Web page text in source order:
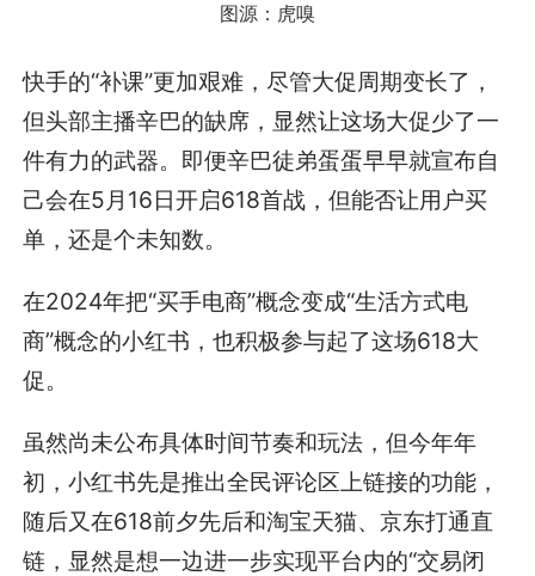
图源：虎嗅
快手的“补课”更加艰难，尽管大促周期变长了，
但头部主播辛巴的缺席，显然让这场大促少了一
件有力的武器。即便辛巴徒弟蛋蛋早早就宣布自
己会在5月16日开启618首战，但能否让用户买
单，还是个未知数。
在2024年把“买手电商”概念变成“生活方式电
商”概念的小红书，也积极参与起了这场618大
促。
虽然尚未公布具体时间节奏和玩法，但今年年
初，小红书先是推出全民评论区上链接的功能，
随后又在618前夕先后和淘宝天猫、京东打通直
链，显然是想一边进一步实现平台内的“交易闭